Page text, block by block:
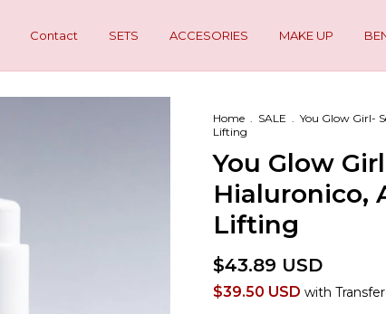
Contact SETS ACCESORIES MAKE UP
Home . SALE . You Glow Girl-
Lifting
You Glow
Hialuronico,
Lifting
$43.89 USD
$39.50 USD with